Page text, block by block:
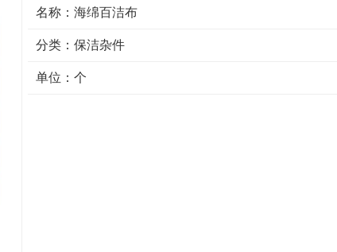
名称：海绵百洁布
分类：保洁杂件
单位：个